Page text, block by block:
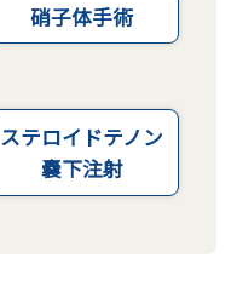
硝子体手術
ステロイドテノン
嚢下注射